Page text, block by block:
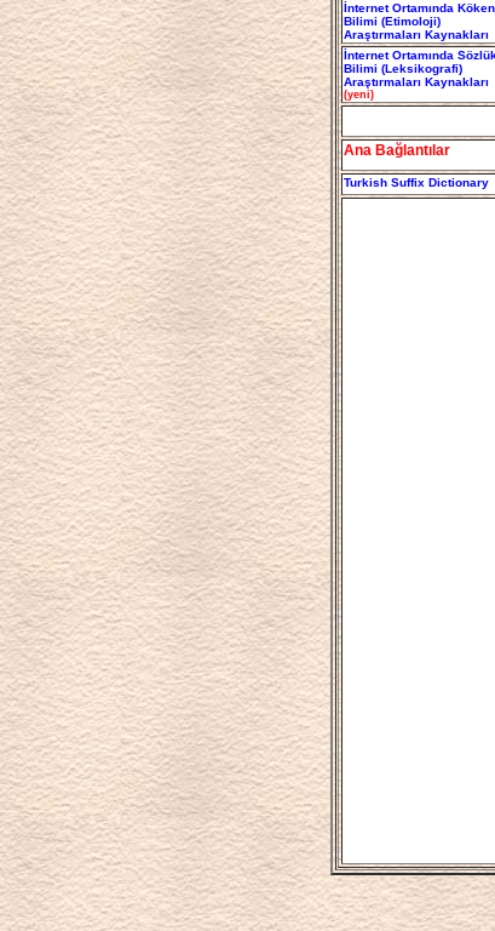
İnternet Ortamında Köken
Bilimi (Etimoloji)
Araştırmaları Kaynakları
İnternet Ortamında
Bilimi (Leksikografi)
Araştırmaları Kaynakları
(yeni)
Ana Bağlantılar
Turkish Suffix Dictionary